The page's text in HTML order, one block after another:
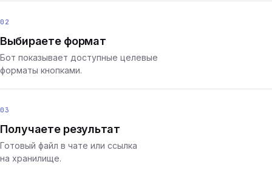
02
Выбираете формат
Бот показывает доступные целевые
форматы кнопками.
03
Получаете результат
Готовый файл в чате или ссылка
на хранилище.